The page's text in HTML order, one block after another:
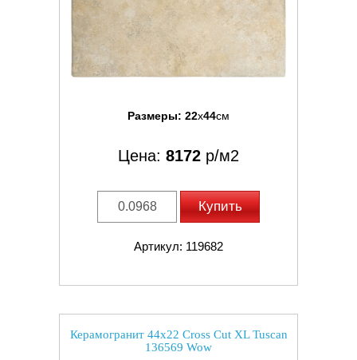
Размеры: 22x44см
Цена: 8172 р/м2
Купить
Артикул: 119682
Керамогранит 44x22 Cross Cut XL Tuscan
136569 Wow